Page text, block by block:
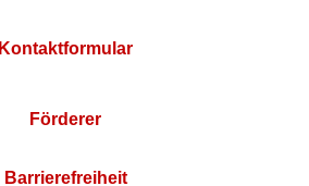
Kontaktformular
Förderer
Barrierefreiheit